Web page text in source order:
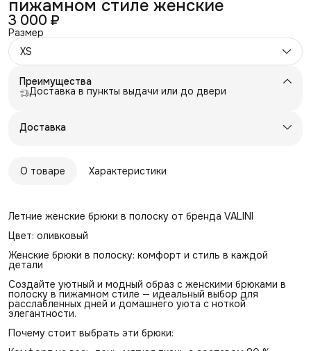
пижамном стиле женские
3 000 ₽
Размер
XS
Преимущества
Доставка в пункты выдачи или до двери
Доставка
О товаре Характеристики
Летние женские брюки в полоску от бренда VALINI
Цвет: оливковый
Женские брюки в полоску: комфорт и стиль в каждой
детали
Создайте уютный и модный образ с женскими брюками в
полоску в пижамном стиле — идеальный выбор для
расслабленных дней и домашнего уюта с ноткой
элегантности.
Почему стоит выбрать эти брюки: